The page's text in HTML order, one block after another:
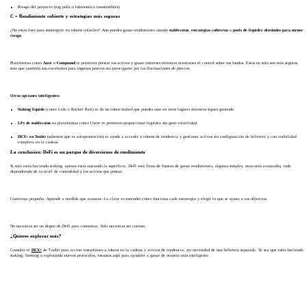
Riesgo del proyecto (rug pulls o tokenomics insostenibles)
C = Rendimiento cubierto y estrategias más seguras
¿No estás listo para sumergirte en tokens volátiles? Aún puedes ganar rendimiento usando stablecoins, estrategias cubiertaso pools de liquidez diseñados para menor
riesgo.
Plataformas como Aaveo Compound te permiten prestar tus activos y ganar intereses mientras mantienes el control sobre tus fondos. Estos no solo son más seguros,
sino que también son excelentes para ingresos pasivos sin preocuparte por las fluctuaciones de precios.
Otras opciones inteligentes:
Staking líquido(como Lido o Rocket Pool) te da un token staked que puedes usar en otros lugares mientras sigues ganando.
LPs de stablecoinsen plataformas como Curve te permiten proporcionar liquidez sin gran volatilidad.
DEX+ en Toobit(sabemos que es autopromoción) te ayuda a acceder a tokens de tendencia y gestionar activos sin configuración de billetera y con visibilidad
completa en la cadena.
La conclusión: DeFi es un parque de diversiones de rendimiento
Si solo estás haciendo staking, apenas estás rascando la superficie. DeFi está lleno de formas de ganar rendimiento, algunas simples, otras más avanzadas, todo
dependiendo de tu nivel de comodidad y los activos que poseas.
Comienza pequeño. Aprende a medida que avanzas. La clave es entender cómo funciona cada estrategia y elegir lo que se ajusta a tus objetivos.
No necesitas ser un degen de DeFi para comenzar. Solo necesitas ser curioso.
¿Quieres explorar más?
Consulta el DEX+de Toobit para acceso instantáneo a tokens en la cadena y activos de tendencia, sin necesidad de una billetera separada. Ya sea que estés haciendo
staking, farming o explorando nuevos protocolos, estamos aquí para ayudarte a ganar de manera más inteligente.